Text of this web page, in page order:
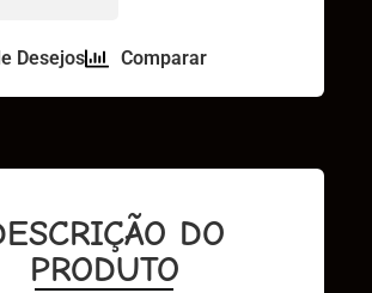
Desejos Comparar
DO
PRODUTO